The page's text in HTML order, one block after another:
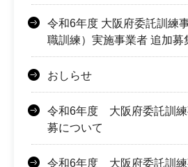
令和6年度 大阪府委託訓練
職訓練）実施事業者 追加募
おしらせ
令和6年度 大阪府委託訓練
募について
令和6年度 大阪府委託訓